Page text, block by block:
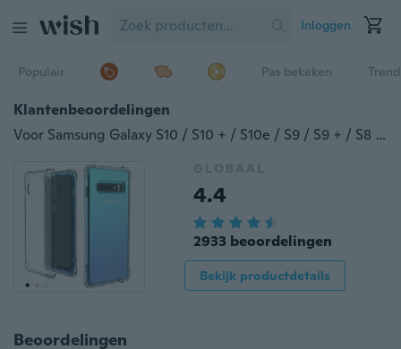
Inloggen
Populair Pas bekeken
Klantenbeoordelingen
Voor Samsung Galaxy S10 / S10 + / S10e / S9 / S9 + / S8 / S8 Plus / Note 8 Nieuwe TPU Transparant Helder Schokbestendig Beschermhoes
GLOBAAL
4.4
2933 beoordelingen
Bekijk productdetails
Beoordelingen